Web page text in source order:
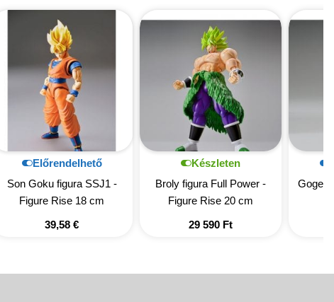
Előrendelhető
Son Goku figura SSJ1 -
Figure Rise 18 cm
39,58 €
Készleten
Broly figura Full Power -
Figure Rise 20 cm
29 590 Ft